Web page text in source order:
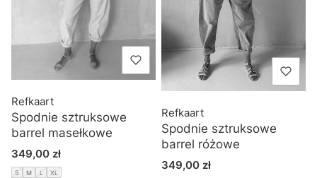
Spodnie sztruksowe
barrel masełkowe
Refkaart
Cena
349,00 zł
S M L XL
Spodnie sztruksowe
barrel różowe
Refkaart
Cena
349,00 zł